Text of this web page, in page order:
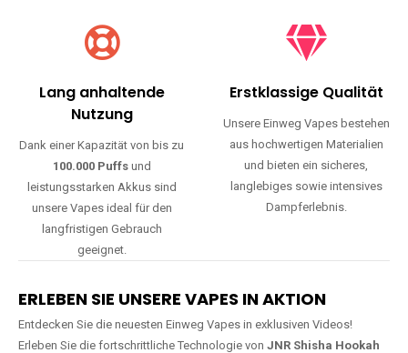
Lang anhaltende
Nutzung
Dank einer Kapazität von bis zu
100.000 Puffsund
leistungsstarken Akkus sind
unsere Vapes ideal für den
langfristigen Gebrauch
geeignet.
Erstklassige Qualität
Unsere Einweg Vapes bestehen
aus hochwertigen Materialien
und bieten ein sicheres,
langlebiges sowie intensives
Dampferlebnis.
ERLEBEN SIE UNSERE VAPES IN AKTION
Entdecken Sie die neuesten Einweg Vapes in exklusiven Videos!
Erleben Sie die fortschrittliche Technologie von JNR Shisha Hookah